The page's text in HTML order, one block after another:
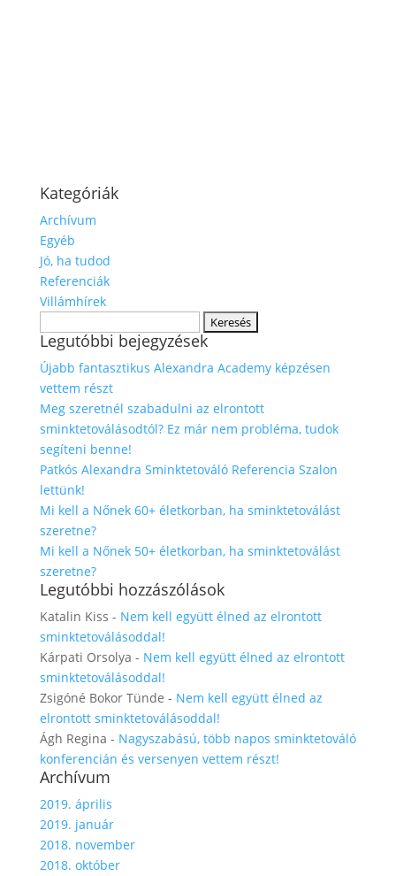
Kategóriák
Archívum
Egyéb
Jó, ha tudod
Referenciák
Villámhírek
Legutóbbi bejegyzések
Újabb fantasztikus Alexandra Academy képzésen
vettem részt
Meg szeretnél szabadulni az elrontott
sminktetoválásodtól? Ez már nem probléma, tudok
segíteni benne!
Patkós Alexandra Sminktetováló Referencia Szalon
lettünk!
Mi kell a Nőnek 60+ életkorban, ha sminktetoválást
szeretne?
Mi kell a Nőnek 50+ életkorban, ha sminktetoválást
szeretne?
Legutóbbi hozzászólások
Katalin Kiss - Nem kell együtt élned az elrontott
sminktetoválásoddal!
Kárpati Orsolya - Nem kell együtt élned az elrontott
sminktetoválásoddal!
Zsigóné Bokor Tünde - Nem kell együtt élned az
elrontott sminktetoválásoddal!
Ágh Regina - Nagyszabású, több napos sminktetováló
konferencián és versenyen vettem részt!
Archívum
2019. április
2019. január
2018. november
2018. október